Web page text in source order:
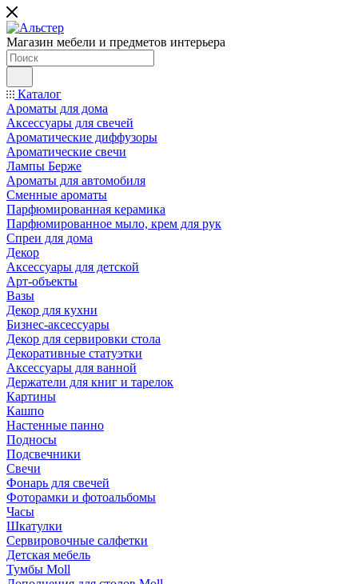
Магазин мебели и предметов интерьера
Каталог
Ароматы для дома
Аксессуары для свечей
Ароматические диффузоры
Ароматические свечи
Лампы Берже
Ароматы для автомобиля
Сменные ароматы
Парфюмированная керамика
Парфюмированное мыло, крем для рук
Спреи для дома
Декор
Аксессуары для детской
Арт-объекты
Вазы
Декор для кухни
Бизнес-аксессуары
Декор для сервировки стола
Декоративные статуэтки
Аксессуары для ванной
Держатели для книг и тарелок
Картины
Кашпо
Настенные панно
Подносы
Подсвечники
Свечи
Фонарь для свечей
Фоторамки и фотоальбомы
Часы
Шкатулки
Сервировочные салфетки
Детская мебель
Тумбы Moll